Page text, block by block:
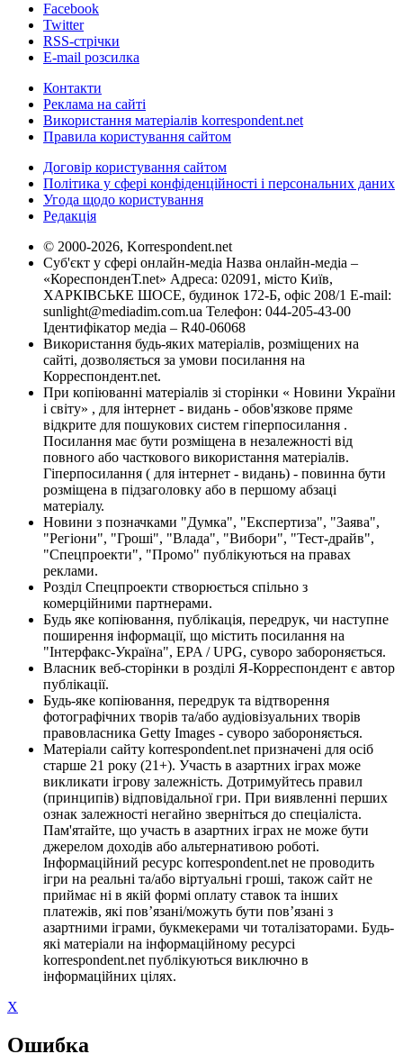
Facebook
Twitter
RSS-стрічки
E-mail розсилка
Контакти
Реклама на сайті
Використання матеріалів korrespondent.net
Правила користування сайтом
Договір користування сайтом
Політика у сфері конфіденційності і персональних даних
Угода щодо користування
Редакція
© 2000-2026, Korrespondent.net
Суб'єкт у сфері онлайн-медіа Назва онлайн-медіа –
«КореспонденТ.net» Адреса: 02091, місто Київ,
ХАРКІВСЬКЕ ШОСЕ, будинок 172-Б, офіс 208/1 E-mail:
sunlight@mediadim.com.ua Телефон: 044-205-43-00
Ідентифікатор медіа – R40-06068
Використання будь-яких матеріалів, розміщених на
сайті, дозволяється за умови посилання на
Корреспондент.net.
При копіюванні матеріалів зі сторінки « Новини України
і світу» , для інтернет - видань - обов'язкове пряме
відкрите для пошукових систем гіперпосилання .
Посилання має бути розміщена в незалежності від
повного або часткового використання матеріалів.
Гіперпосилання ( для інтернет - видань) - повинна бути
розміщена в підзаголовку або в першому абзаці
матеріалу.
Новини з позначками "Думка", "Експертиза", "Заява",
"Регіони", "Гроші", "Влада", "Вибори", "Тест-драйв",
"Спецпроекти", "Промо" публікуються на правах
реклами.
Розділ Спецпроекти створюється спільно з
комерційними партнерами.
Будь яке копіювання, публікація, передрук, чи наступне
поширення інформації, що містить посилання на
"Інтерфакс-Україна", EPA / UPG, суворо забороняється.
Власник веб-сторінки в розділі Я-Корреспондент є автор
публікації.
Будь-яке копіювання, передрук та відтворення
фотографічних творів та/або аудіовізуальних творів
правовласника Getty Images - суворо забороняється.
Матеріали сайту korrespondent.net призначені для осіб
старше 21 року (21+). Участь в азартних іграх може
викликати ігрову залежність. Дотримуйтесь правил
(принципів) відповідальної гри. При виявленні перших
ознак залежності негайно зверніться до спеціаліста.
Пам'ятайте, що участь в азартних іграх не може бути
джерелом доходів або альтернативою роботі.
Інформаційний ресурс korrespondent.net не проводить
ігри на реальні та/або віртуальні гроші, також сайт не
приймає ні в якій формі оплату ставок та інших
платежів, які пов’язані/можуть бути пов’язані з
азартними іграми, букмекерами чи тоталізаторами. Будь-
які матеріали на інформаційному ресурсі
korrespondent.net публікуються виключно в
інформаційних цілях.
X
Ошибка